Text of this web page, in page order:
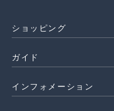
ショッピング
ガイド
インフォメーション